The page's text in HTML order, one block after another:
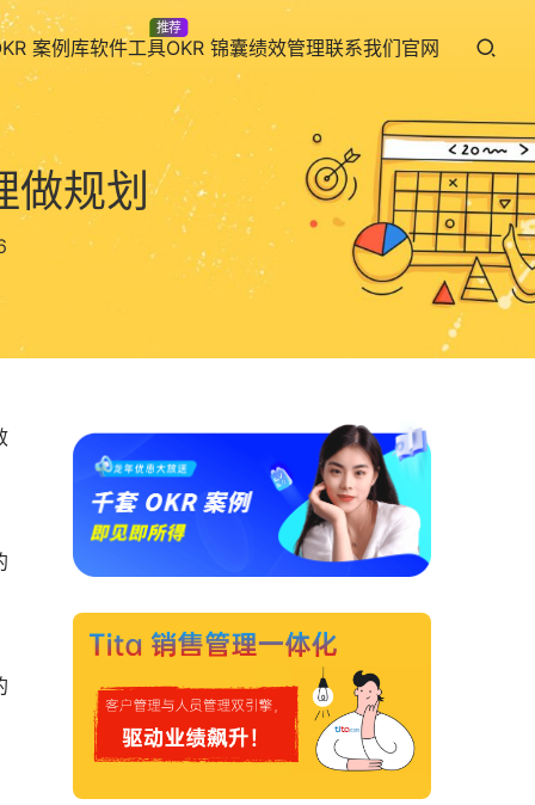
案例库软件工具
推荐
OKR 锦囊绩效管理联系我们官网
做规划